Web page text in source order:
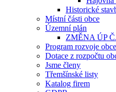
Historické
Místní části obce
Územní plán
ZMĚNA ÚP
Program rozvoje obce
Dotace z rozpočtu
Jsme členy
Třemšínské listy
Katalog firem